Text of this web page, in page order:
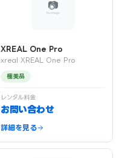
XREAL One Pro
xreal XREAL One Pro
極美品
レンタル料金
お問い合わせ
詳細を見る